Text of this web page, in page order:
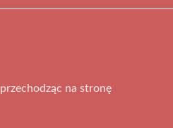
na stronę